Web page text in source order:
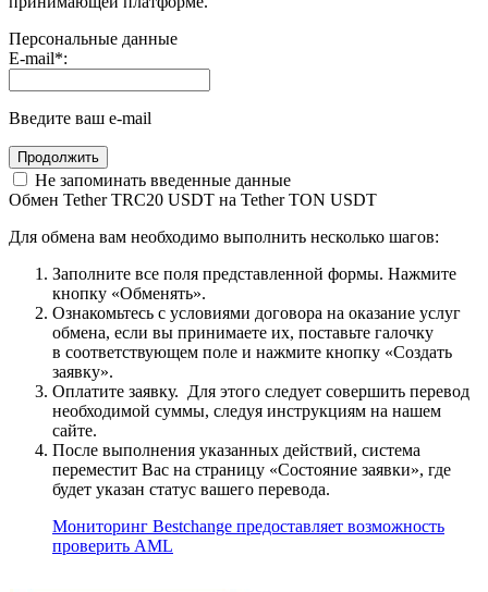
Персональные данные
E-mail*:
Введите ваш e-mail
Не запоминать введенные данные
Обмен Tether TRC20 USDT на Tether TON USDT
Для обмена вам необходимо выполнить несколько шагов:
Заполните все поля представленной формы. Нажмите
кнопку «Обменять».
Ознакомьтесь с условиями договора на оказание услуг
обмена, если вы принимаете их, поставьте галочку
в соответствующем поле и нажмите кнопку «Создать
заявку».
Оплатите заявку. Для этого следует совершить перевод
необходимой суммы, следуя инструкциям на нашем
сайте.
После выполнения указанных действий, система
переместит Вас на страницу «Состояние заявки», где
будет указан статус вашего перевода.
Мониторинг Bestchange предоставляет возможность
проверить AML